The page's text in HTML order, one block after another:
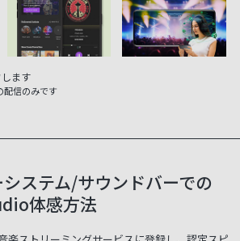
ます
信のみです
ステム/サウンドバーでの
体感方法